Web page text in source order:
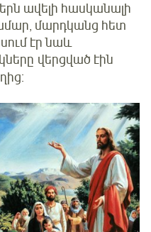
ավելի հասկանալի
մարդկանց հետ
էր նաև
վերցված էին